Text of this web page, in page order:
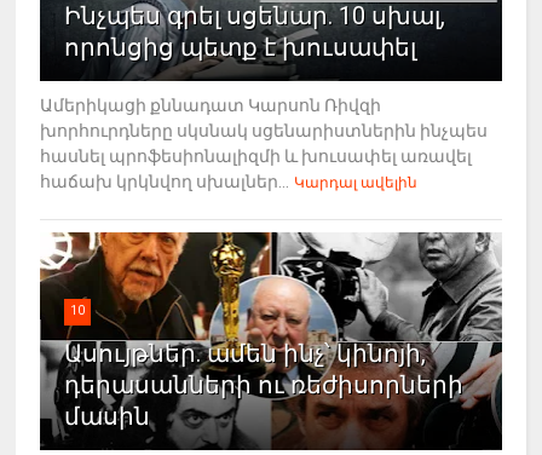
Ինչպես գրել սցենար. 10 սխալ,
որոնցից պետք է խուսափել
Ամերիկացի քննադատ Կարսոն Ռիվզի
խորհուրդները սկսնակ սցենարիստներին ինչպես
հասնել պրոֆեսիոնալիզմի և խուսափել առավել
հաճախ կրկնվող սխալներ...
Կարդալ ավելին
10
Ասույթներ. ամեն ինչ՝ կինոյի,
դերասանների ու ռեժիսորների
մասին